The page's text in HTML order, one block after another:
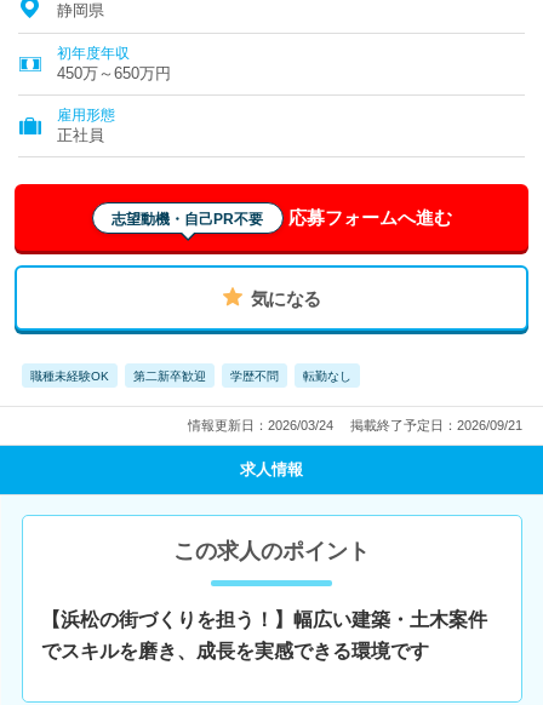
静岡県
初年度年収
450万～650万円
雇用形態
正社員
志望動機・自己PR不要 応募フォームへ進む
気になる
職種未経験OK 第二新卒歓迎 学歴不問 転勤なし
情報更新日：2026/03/24 掲載終了予定日：2026/09/21
求人情報
この求人のポイント
【浜松の街づくりを担う！】幅広い建築・土木案件
でスキルを磨き、成長を実感できる環境です